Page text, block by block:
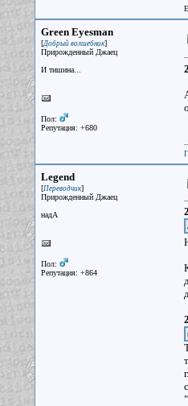
Green Eyesman
[Добрый волшебник]
Прирожденный Джаец
И тишина...
Пол:
Репутация: +680
2
Legend
[Переводчик]
Прирожденный Джаец
надА
Пол:
Репутация: +864
2
2